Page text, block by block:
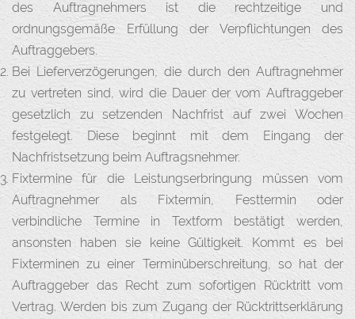
des Auftragnehmers ist die rechtzeitige und
ordnungsgemäße Erfüllung der Verpflichtungen des
Auftraggebers.
Bei Lieferverzögerungen, die durch den Auftragnehmer
zu vertreten sind, wird die Dauer der vom Auftraggeber
gesetzlich zu setzenden Nachfrist auf zwei Wochen
festgelegt. Diese beginnt mit dem Eingang der
Nachfristsetzung beim Auftragsnehmer.
Fixtermine für die Leistungserbringung müssen vom
Auftragnehmer als Fixtermin, Festtermin oder
verbindliche Termine in Textform bestätigt werden,
ansonsten haben sie keine Gültigkeit. Kommt es bei
Fixterminen zu einer Terminüberschreitung, so hat der
Auftraggeber das Recht zum sofortigen Rücktritt vom
Vertrag. Werden bis zum Zugang der Rücktrittserklärung